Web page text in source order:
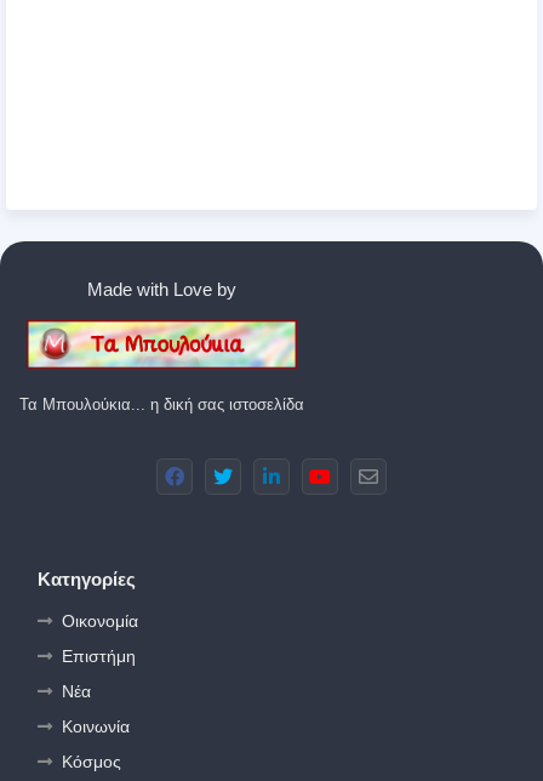
Made with Love by
Τα Μπουλούκια... η δική σας ιστοσελίδα
Κατηγορίες
Οικονομία
Επιστήμη
Νέα
Κοινωνία
Κόσμος